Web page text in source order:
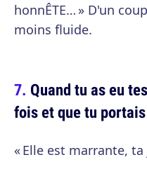
honnÊTE… » D'un
moins fluide.
Quand tu as eu
fois et que tu
« Elle est marrante,